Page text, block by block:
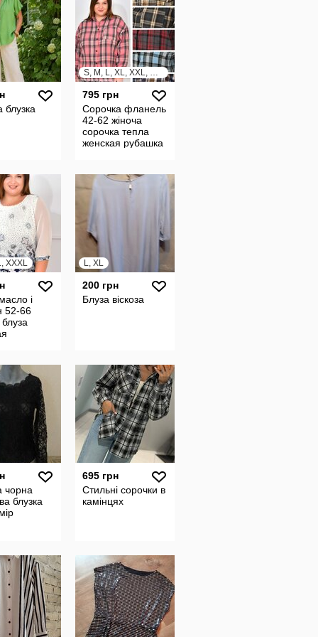
блузка
S, M, L, XL, XXL, XXXL
795 грн
Сорочка фланель
42-62 жіноча
сорочка тепла
женская рубашка
24223
XXXL
і
52-66
блузка
L, XL
200 грн
Блуза віскоза
чорна
блузка
695 грн
Стильні сорочки в
камінцях